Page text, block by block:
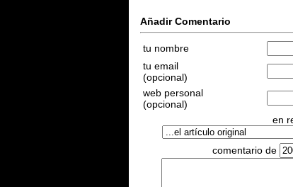
Añadir Comentario
tu nombre
tu email
(opcional)
web personal
(opcional)
en
comentario de